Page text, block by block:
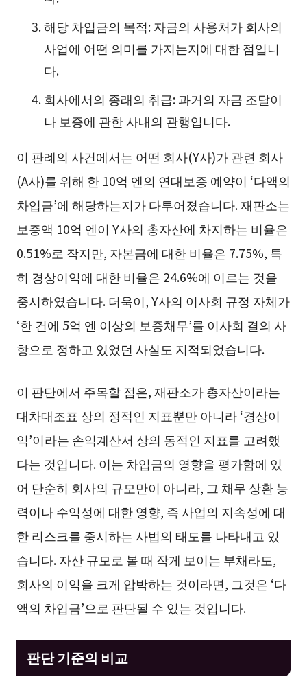
해당 차입금의 목적: 자금의 사용처가 회사의
사업에 어떤 의미를 가지는지에 대한 점입니
다.
회사에서의 종래의 취급: 과거의 자금 조달이
나 보증에 관한 사내의 관행입니다.
이 판례의 사건에서는 어떤 회사(Y사)가 관련 회사
(A사)를 위해 한 10억 엔의 연대보증 예약이 ‘다액의
차입금’에 해당하는지가 다투어졌습니다. 재판소는
보증액 10억 엔이 Y사의 총자산에 차지하는 비율은
0.51%로 작지만, 자본금에 대한 비율은 7.75%, 특
히 경상이익에 대한 비율은 24.6%에 이르는 것을
중시하였습니다. 더욱이, Y사의 이사회 규정 자체가
‘한 건에 5억 엔 이상의 보증채무’를 이사회 결의 사
항으로 정하고 있었던 사실도 지적되었습니다.
이 판단에서 주목할 점은, 재판소가 총자산이라는
대차대조표 상의 정적인 지표뿐만 아니라 ‘경상이
익’이라는 손익계산서 상의 동적인 지표를 고려했
다는 것입니다. 이는 차입금의 영향을 평가함에 있
어 단순히 회사의 규모만이 아니라, 그 채무 상환 능
력이나 수익성에 대한 영향, 즉 사업의 지속성에 대
한 리스크를 중시하는 사법의 태도를 나타내고 있
습니다. 자산 규모로 볼 때 작게 보이는 부채라도,
회사의 이익을 크게 압박하는 것이라면, 그것은 ‘다
액의 차입금’으로 판단될 수 있는 것입니다.
판단 기준의 비교